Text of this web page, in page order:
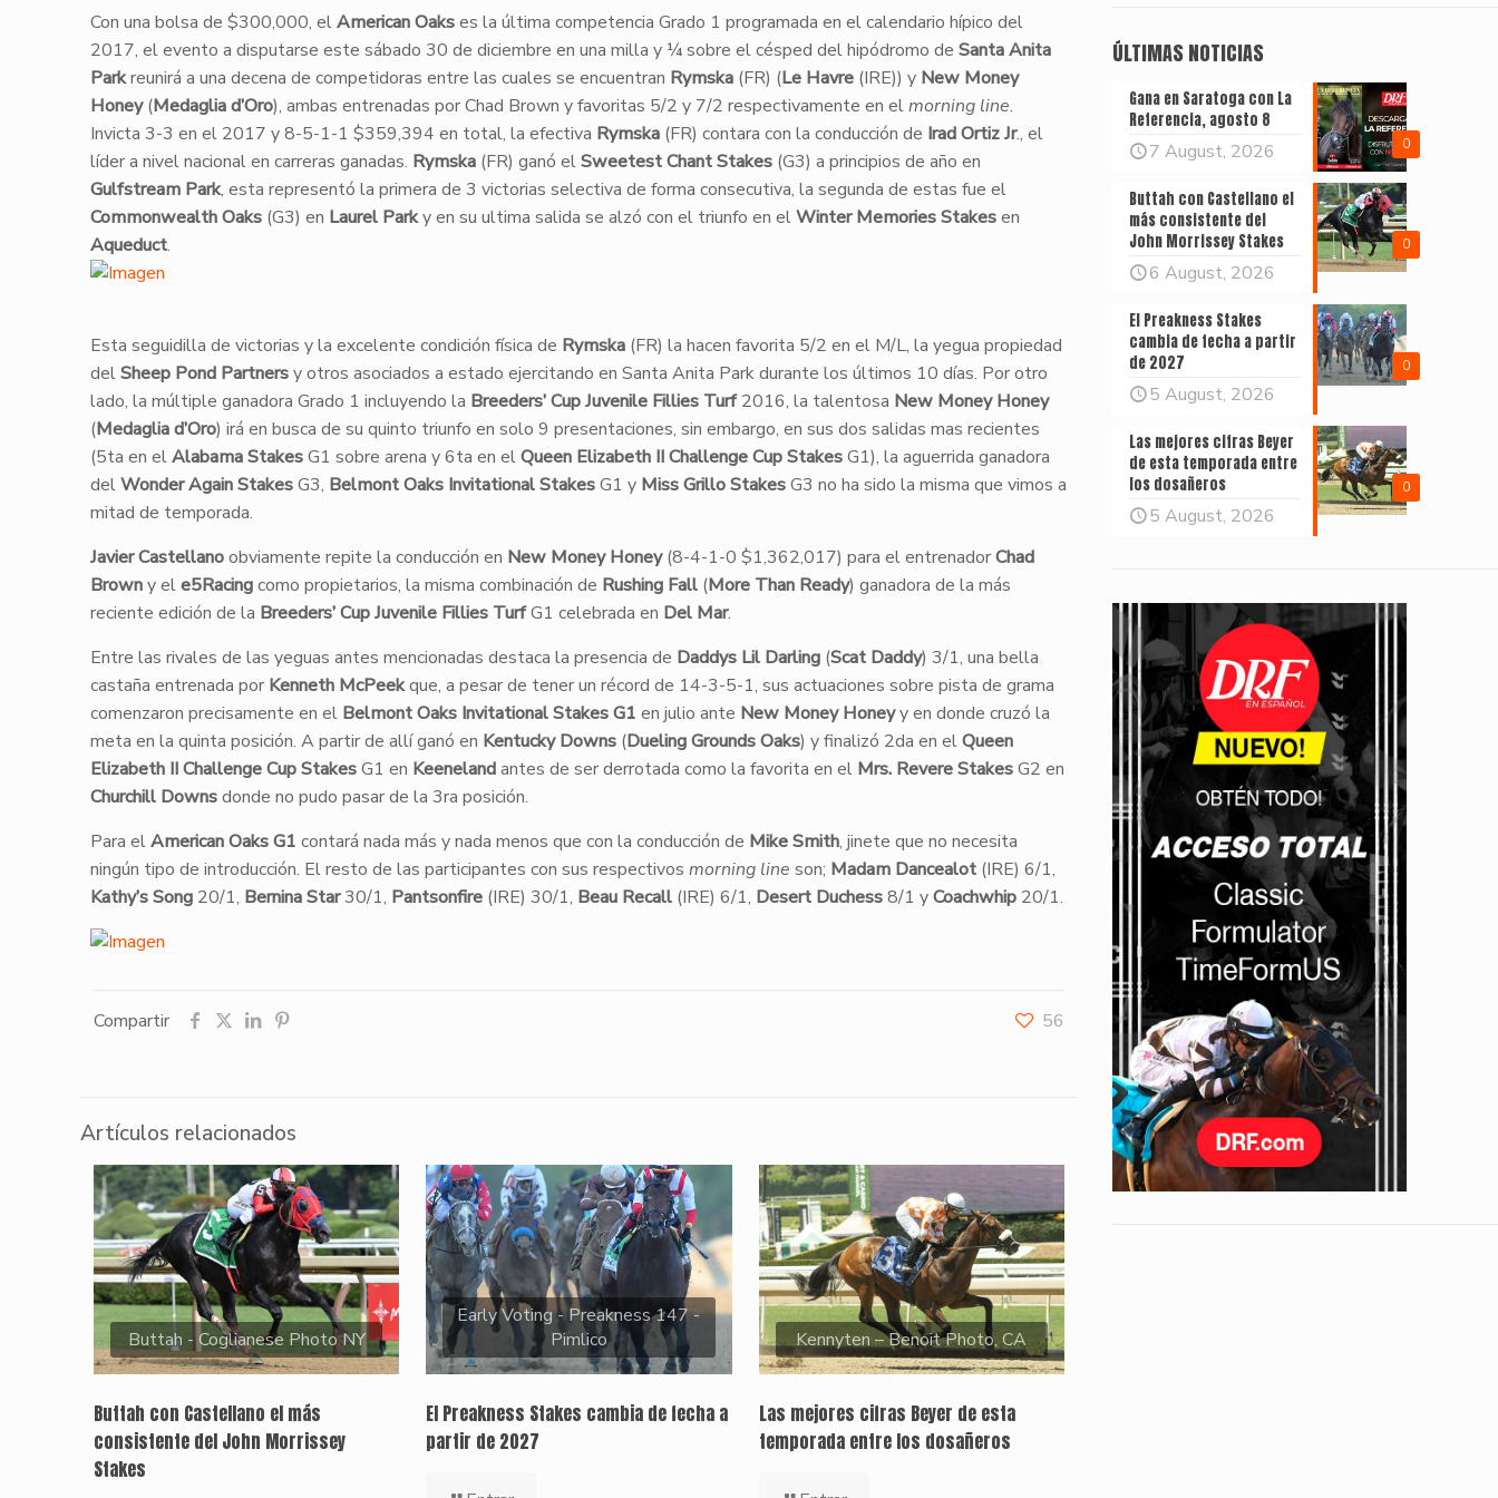
​Con una bolsa de $300,000, elAmerican Oakses la última competencia Grado 1 programada en el calendario hípico del
2017, el evento a disputarse este sábado 30 de diciembre en una milla y ¼ sobre el césped del hipódromo de Santa Anita
Parkreunirá a una decena de competidoras entre las cuales se encuentran Rymska (FR) (Le Havre(IRE)) y New Money
Honey(Medaglia d’Oro), ambas entrenadas por Chad Brown y favoritas 5/2 y 7/2 respectivamente en elmorning line.
​Invicta 3-3 en el 2017 y 8-5-1-1 $359,394 en total, la efectiva Rymska (FR) contara con la conducción de Irad Ortiz Jr., el
líder a nivel nacional en carreras ganadas. Rymska(FR) ganó elSweetest Chant Stakes(G3) a principios de año en
Gulfstream Park, esta representó la primera de 3 victorias selectiva de forma consecutiva, la segunda de estas fue el
Commonwealth Oaks (G3) en Laurel Parky en su ultima salida se alzó con el triunfo en elWinter Memories Stakesen
Aqueduct.
​Esta seguidilla de victorias y la excelente condición física de Rymska(FR) la hacen favorita 5/2 en el M/L, la yegua propiedad
delSheep Pond Partnersy otros asociados a estado ejercitando en Santa Anita Park durante los últimos 10 días. Por otro
lado, la múltiple ganadora Grado 1 incluyendo la Breeders’ Cup Juvenile Fillies Turf2016, la talentosa New Money Honey
(Medaglia d’Oro) irá en busca de su quinto triunfo en solo 9 presentaciones, sin embargo, en sus dos salidas mas recientes
(5ta en elAlabama StakesG1 sobre arena y 6ta en elQueen Elizabeth II Challenge Cup StakesG1), la aguerrida ganadora
delWonder AgainStakesG3, Belmont Oaks Invitational StakesG1 y Miss Grillo StakesG3 no ha sido la misma que vimos a
mitad de temporada.
Javier Castellanoobviamente repite la conducción en New Money Honey(8-4-1-0 $1,362,017) para el entrenadorChad
Browny ele5Racingcomo propietarios, la misma combinación de Rushing Fall (More Than Ready) ganadora de la más
reciente edición de la Breeders’ Cup Juvenile Fillies TurfG1 celebrada en Del Mar.
Entre las rivales de las yeguas antes mencionadas destaca la presencia de Daddys Lil Darling(Scat Daddy) 3/1, una bella
castaña entrenada por Kenneth McPeekque, a pesar de tener un récord de 14-3-5-1, sus actuaciones sobre pista de grama
comenzaron precisamente en el Belmont Oaks Invitational Stakes G1 en julio ante New Money Honeyy en donde cruzó la
meta en la quinta posición. A partir de allí ganó en Kentucky Downs(Dueling Grounds Oaks) y finalizó 2da en elQueen
Elizabeth II Challenge Cup StakesG1 en Keenelandantes de ser derrotada como la favorita en el Mrs. Revere StakesG2 en
Churchill Downsdonde no pudo pasar de la 3ra posición.
Para elAmerican Oaks G1 contará nada más y nada menos que con la conducción de Mike Smith, jinete que no necesita
ningún tipo de introducción. El resto de las participantes con sus respectivos morning line son; Madam Dancealot(IRE) 6/1,
Kathy’s Song20/1, Bernina Star30/1, Pantsonfire (IRE) 30/1, Beau Recall(IRE) 6/1, Desert Duchess8/1 yCoachwhip20/1.
Compartir 56
Artículos relacionados
Buttah - Coglianese Photo NY
Buttah con Castellano el más
consistente del John Morrissey
Stakes
Early Voting - Preakness 147 -
Pimlico
El Preakness Stakes cambia de fecha a
partir de 2027
Kennyten – Benoit Photo, CA
Las mejores cifras Beyer de esta
temporada entre los dosañeros
ÚLTIMAS NOTICIAS
0
Gana en Saratoga con La
Referencia, agosto 8
7 August, 2026
0
Buttah con Castellano el
más consistente del
John Morrissey Stakes
6 August, 2026
0
El Preakness Stakes
cambia de fecha a partir
de 2027
5 August, 2026
0
Las mejores cifras Beyer
de esta temporada entre
los dosañeros
5 August, 2026